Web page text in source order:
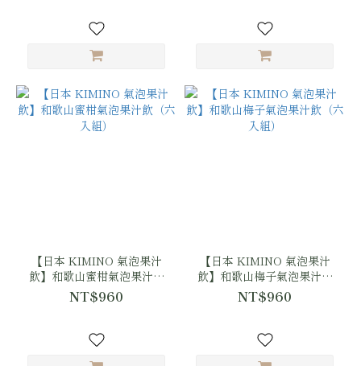
【日本 KIMINO 氣泡果汁
飲】和歌山蜜柑氣泡果汁飲
（六入組）
NT$960
【日本 KIMINO 氣泡果汁
飲】和歌山梅子氣泡果汁飲
（六入組）
NT$960